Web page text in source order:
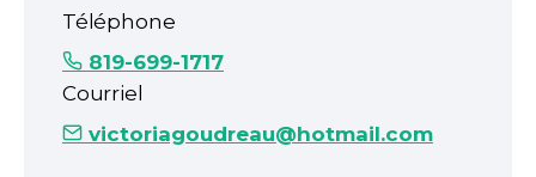
Téléphone
819-699-1717
Courriel
victoriagoudreau@hotmail.com